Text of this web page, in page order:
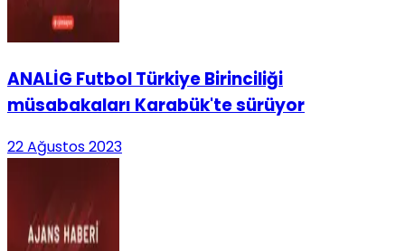
ANALİG Futbol Türkiye Birinciliği
müsabakaları Karabük'te sürüyor
22 Ağustos 2023